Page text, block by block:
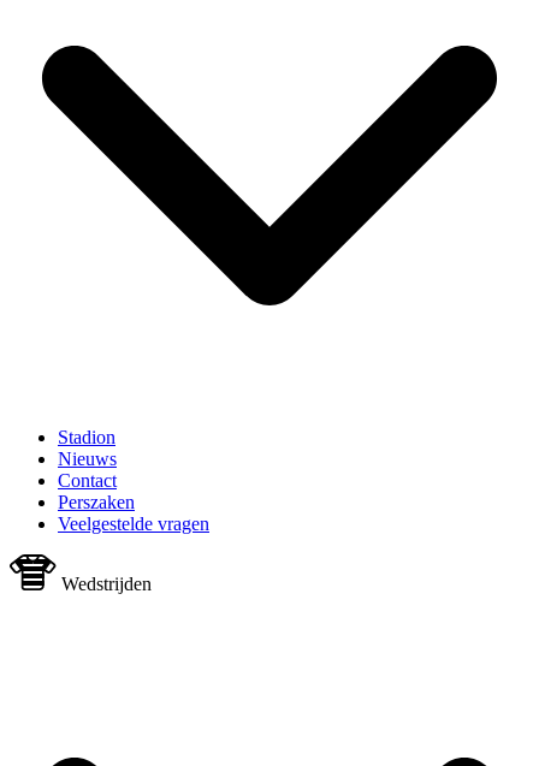
Stadion
Nieuws
Contact
Perszaken
Veelgestelde vragen
Wedstrijden